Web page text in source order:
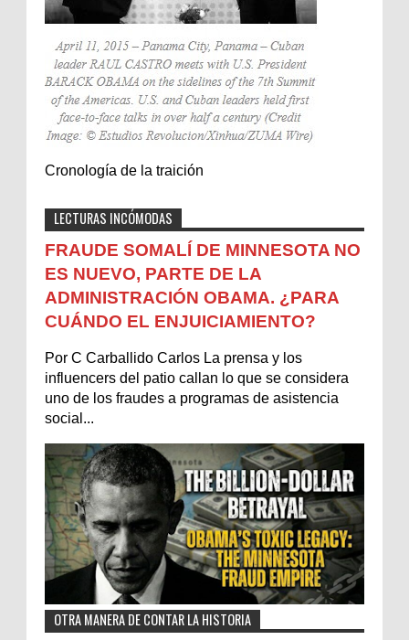
Cronología de la traición
LECTURAS INCÓMODAS
FRAUDE SOMALÍ DE MINNESOTA NO
ES NUEVO, PARTE DE LA
ADMINISTRACIÓN OBAMA. ¿PARA
CUÁNDO EL ENJUICIAMIENTO?
Por C Carballido Carlos La prensa y los
influencers del patio callan lo que se considera
uno de los fraudes a programas de asistencia
social...
OTRA MANERA DE CONTAR LA HISTORIA